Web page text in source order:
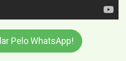
Pelo WhatsApp!